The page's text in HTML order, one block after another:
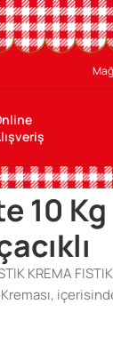
/Chocolatte
10 Kg
KREMA